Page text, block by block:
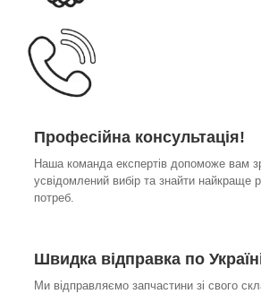
Професійна консультація!
Наша команда експертів допоможе вам
усвідомлений вибір та знайти найкраще
потреб.
Швидка відправка по
Ми відправляємо запчастини зі свого